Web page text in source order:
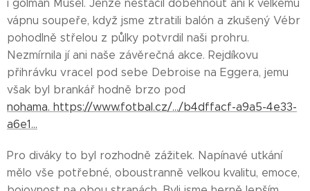
i gólman Musel. Jenže nestačil doběhnout ani k velkému
vápnu soupeře, když jsme ztratili balón a zkušený Vébr
pohodlně střelou z půlky potvrdil naši prohru.
Nezmírnila jí ani naše závěrečná akce. Rejdíkovu
přihrávku vracel pod sebe Debroise na Eggera, jemu
však byl brankář hodně brzo pod
nohama. https://www.fotbal.cz/.../b4dffacf-a9a5-4e33-
a6e1...
Pro diváky to byl rozhodně zážitek. Napínavé utkání
mělo vše potřebné, oboustranně velkou kvalitu, emoce,